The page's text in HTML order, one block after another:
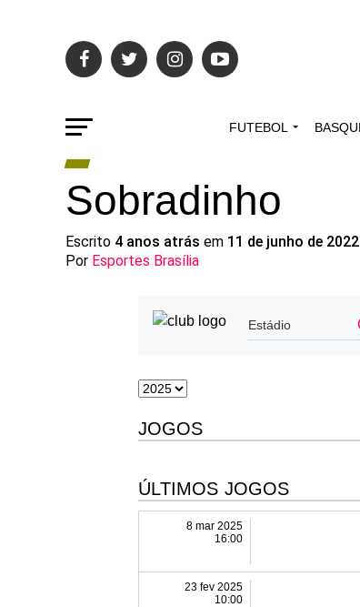
FUTEBOL
Sobradinho
Escrito 4 anos atrás em 11 de junho de 2022
Por Esportes Brasília
Estádio
JOGOS
ÚLTIMOS JOGOS
8 mar 2025
16:00
23 fev 2025
10:00